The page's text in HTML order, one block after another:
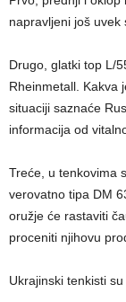
napravljeni još uvek
Drugo, glatki top L/
Rheinmetall. Kakva
situaciji saznaće
informacija od
Treće, u tenkovima
verovatno tipa DM
oružje će rastaviti
proceniti njihovu
Ukrajinski tenkisti